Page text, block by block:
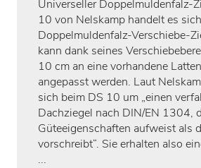
Universeller Doppelmuldenfalz-
10 von Nelskamp handelt es
Doppelmuldenfalz-Verschiebe-
kann dank seines
10 cm an eine vorhandene
angepasst werden. Laut
sich beim DS 10 um „einen
Dachziegel nach DIN/EN 1304,
Güteeigenschaften aufweist als
vorschreibt“. Sie erhalten also
...